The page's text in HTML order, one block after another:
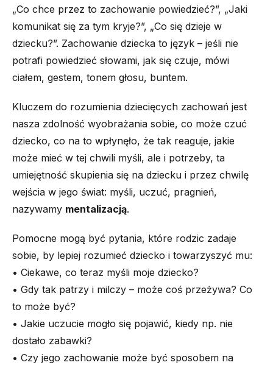
„Co chce przez to zachowanie powiedzieć?”, „Jaki
komunikat się za tym kryje?”, „Co się dzieje w
dziecku?”. Zachowanie dziecka to język – jeśli nie
potrafi powiedzieć słowami, jak się czuje, mówi
ciałem, gestem, tonem głosu, buntem.
Kluczem do rozumienia dziecięcych zachowań jest
nasza zdolność wyobrażania sobie, co może czuć
dziecko, co na to wpłynęło, że tak reaguje, jakie
może mieć w tej chwili myśli, ale i potrzeby, ta
umiejętność skupienia się na dziecku i przez chwilę
wejścia w jego świat: myśli, uczuć, pragnień,
nazywamy mentalizacją.
Pomocne mogą być pytania, które rodzic zadaje
sobie, by lepiej rozumieć dziecko i towarzyszyć mu:
• Ciekawe, co teraz myśli moje dziecko?
• Gdy tak patrzy i milczy – może coś przeżywa? Co
to może być?
• Jakie uczucie mogło się pojawić, kiedy np. nie
dostało zabawki?
• Czy jego zachowanie może być sposobem na